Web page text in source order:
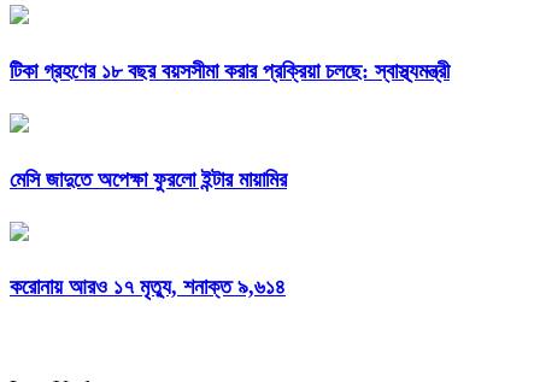
টিকা গ্রহণের ১৮ বছর বয়সসীমা করার প্রক্রিয়া চলছে: স্বাস্থ্যমন্ত্রী
মেসি জাদুতে অপেক্ষা ফুরলো ইন্টার মায়ামির
করোনায় আরও ১৭ মৃত্যু, শনাক্ত ৯,৬১৪